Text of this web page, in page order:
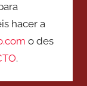
hacer a
o des
.